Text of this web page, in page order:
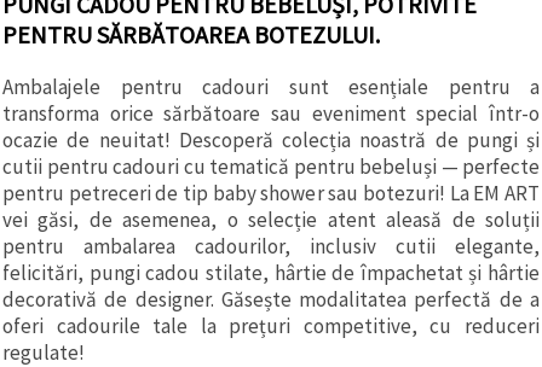
și
tehnologii
similare
asigura
funcționarea
corectă a
site-ului,
pentru a vă
îmbunătăți
experiența
și, cu
acordul
dumneavoastră,
pentru a
analiza
traficul și a
afișa
conținut și
PENTRU SĂRBĂTOAREA BOTEZULUI.
Ambalajele pentru cadouri sunt esențiale pentru a
transforma orice sărbătoare sau eveniment special într-o
ocazie de neuitat! Descoperă colecția noastră de pungi și
cutii pentru cadouri cu tematică pentru bebeluși — perfecte
pentru petreceri de tip baby shower sau botezuri! La EM ART
vei găsi, de asemenea, o selecție atent aleasă de soluții
pentru ambalarea cadourilor, inclusiv cutii elegante,
felicitări, pungi cadou stilate, hârtie de împachetat și hârtie
decorativă de designer. Găsește modalitatea perfectă de a
oferi cadourile tale la prețuri competitive, cu reduceri
regulate!